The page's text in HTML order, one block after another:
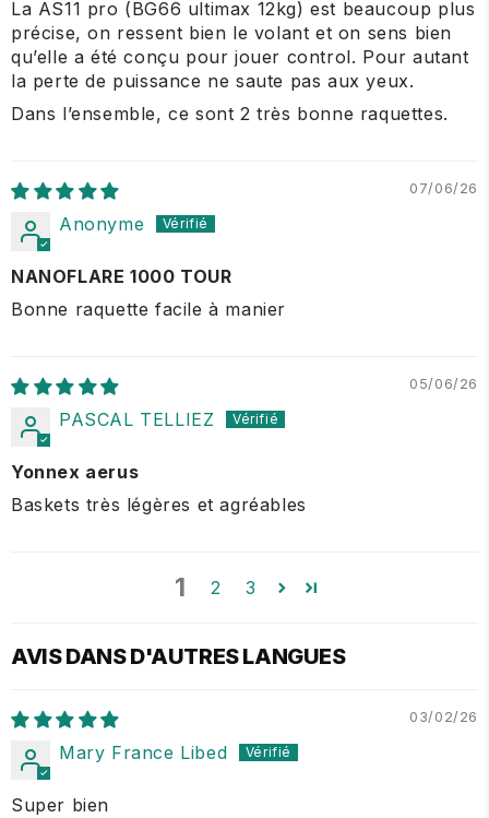
La AS11 pro (BG66 ultimax 12kg) est beaucoup plus
précise, on ressent bien le volant et on sens bien
qu’elle a été conçu pour jouer control. Pour autant
la perte de puissance ne saute pas aux yeux.
Dans l’ensemble, ce sont 2 très bonne raquettes.
07/06/26
Anonyme
NANOFLARE 1000 TOUR
Bonne raquette facile à manier
05/06/26
PASCAL TELLIEZ
Yonnex aerus
Baskets très légères et agréables
1 2 3
AVIS DANS D'AUTRES LANGUES
03/02/26
Mary France Libed
Super bien